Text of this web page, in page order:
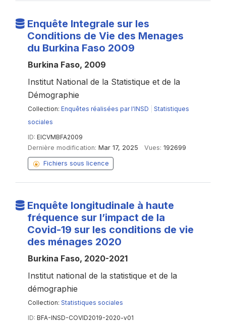
Enquête Integrale sur les
Conditions de Vie des Menages
du Burkina Faso 2009
Burkina Faso, 2009
Institut National de la Statistique et de la
Démographie
Collection: Enquêtes réalisées par l'INSD
Statistiques
sociales
ID: EICVMBFA2009
Dernière modification: Mar 17, 2025 Vues: 192699
Fichiers sous licence
Enquête longitudinale à haute
fréquence sur l’impact de la
Covid-19 sur les conditions de vie
des ménages 2020
Burkina Faso, 2020-2021
Institut national de la statistique et de la
démographie
Collection: Statistiques sociales
ID: BFA-INSD-COVID2019-2020-v01